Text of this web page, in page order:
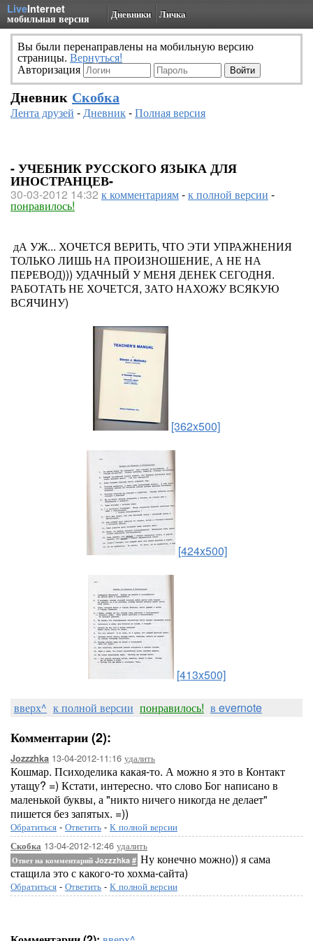
LiveInternet
мобильная версия Дневники Личка
Вы были перенаправлены на мобильную версию
страницы. Вернуться!
Авторизация
Дневник Скобка
Лента друзей -Дневник-Полная версия
- УЧЕБНИК РУССКОГО ЯЗЫКА ДЛЯ
ИНОСТРАНЦЕВ-
30-03-2012 14:32 к комментариям-к полной версии -
понравилось!
дА УЖ... ХОЧЕТСЯ ВЕРИТЬ, ЧТО ЭТИ УПРАЖНЕНИЯ
ТОЛЬКО ЛИШЬ НА ПРОИЗНОШЕНИЕ, А НЕ НА
ПЕРЕВОД))) УДАЧНЫЙ У МЕНЯ ДЕНЕК СЕГОДНЯ.
РАБОТАТЬ НЕ ХОЧЕТСЯ, ЗАТО НАХОЖУ ВСЯКУЮ
ВСЯЧИНУ)
[362x500]
[424x500]
[413x500]
вверх^ к полной версии понравилось! в evernote
Комментарии (2):
Jozzzhka 13-04-2012-11:16 удалить
Кошмар. Психоделика какая-то. А можно я это в Контакт
утащу? =) Кстати, интересно. что слово Бог написано в
маленькой буквы, а "никто ничего никогда не делает"
пишется без запятых. =))
Обратиться - Ответить - К полной версии
Скобка 13-04-2012-12:46 удалить
Ответ на комментарий Jozzzhka # Ну конечно можно)) я сама
стащила это с какого-то хохма-сайта)
Обратиться - Ответить - К полной версии